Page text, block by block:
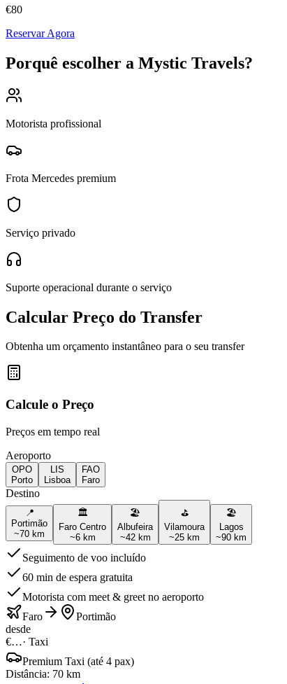
€80
Reservar Agora
Porquê escolher a Mystic Travels?
Motorista profissional
Frota Mercedes premium
Serviço privado
Suporte operacional durante o serviço
Calcular Preço do Transfer
Obtenha um orçamento instantâneo para o seu transfer
Calcule o Preço
Preços em tempo real
Aeroporto
OPO
Porto
LIS
Lisboa
FAO
Faro
Destino
📍
Portimão
~70 km
🏛️
Faro Centro
~6km
🏖️
Albufeira
~42km
⛳
Vilamoura
~25 km
🏖️
Lagos
~90 km
Seguimento de voo incluído
60 min de espera gratuita
Motorista com meet & greet no aeroporto
Faro
Portimão
desde
€…· Taxi
Premium Taxi (até 4 pax)
Distância: 70 km